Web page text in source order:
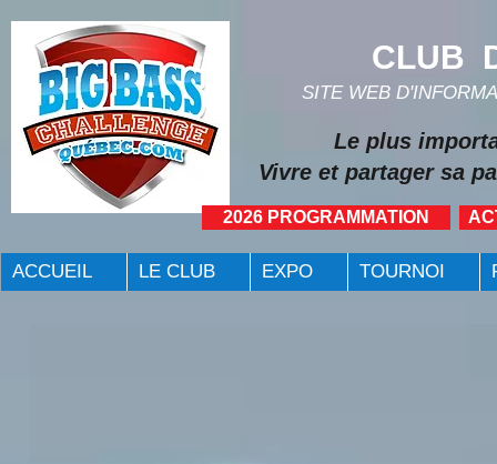
CLUB
SITE WEB
Vivre et partager sa
2026 PROGRAMMATION
Le plus
ACCUEIL LE CLUB EXPO TOURNOI